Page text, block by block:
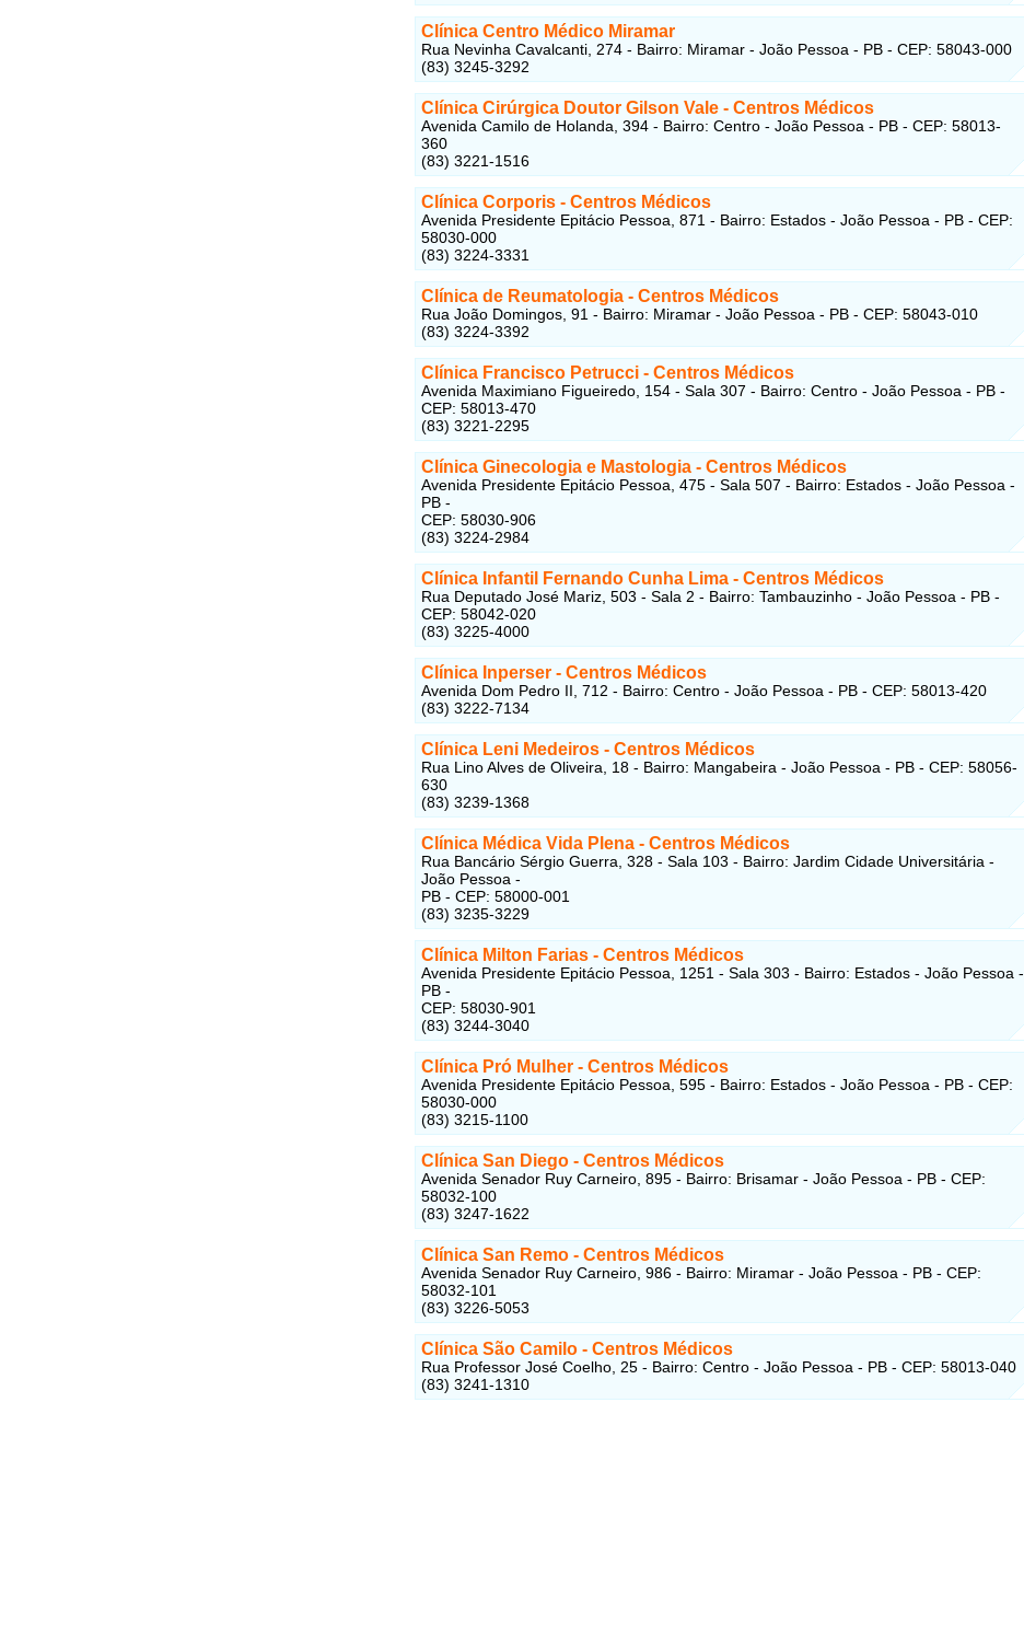
Clínica Centro Médico Miramar
Rua Nevinha Cavalcanti, 274 - Bairro: Miramar - João Pessoa - PB - CEP: 58043-000
(83) 3245-3292
Clínica Cirúrgica Doutor Gilson Vale - Centros Médicos
Avenida Camilo de Holanda, 394 - Bairro: Centro - João Pessoa - PB - CEP: 58013-
360
(83) 3221-1516
Clínica Corporis - Centros Médicos
Avenida Presidente Epitácio Pessoa, 871 - Bairro: Estados - João Pessoa - PB - CEP:
58030-000
(83) 3224-3331
Clínica de Reumatologia - Centros Médicos
Rua João Domingos, 91 - Bairro: Miramar - João Pessoa - PB - CEP: 58043-010
(83) 3224-3392
Clínica Francisco Petrucci - Centros Médicos
Avenida Maximiano Figueiredo, 154 - Sala 307 - Bairro: Centro - João Pessoa - PB -
CEP: 58013-470
(83) 3221-2295
Clínica Ginecologia e Mastologia - Centros Médicos
Avenida Presidente Epitácio Pessoa, 475 - Sala 507 - Bairro: Estados - João Pessoa -
PB -
CEP: 58030-906
(83) 3224-2984
Clínica Infantil Fernando Cunha Lima - Centros Médicos
Rua Deputado José Mariz, 503 - Sala 2 - Bairro: Tambauzinho - João Pessoa - PB -
CEP: 58042-020
(83) 3225-4000
Clínica Inperser - Centros Médicos
Avenida Dom Pedro II, 712 - Bairro: Centro - João Pessoa - PB - CEP: 58013-420
(83) 3222-7134
Clínica Leni Medeiros - Centros Médicos
Rua Lino Alves de Oliveira, 18 - Bairro: Mangabeira - João Pessoa - PB - CEP: 58056-
630
(83) 3239-1368
Clínica Médica Vida Plena - Centros Médicos
Rua Bancário Sérgio Guerra, 328 - Sala 103 - Bairro: Jardim Cidade Universitária -
João Pessoa -
PB - CEP: 58000-001
(83) 3235-3229
Clínica Milton Farias - Centros Médicos
Avenida Presidente Epitácio Pessoa, 1251 - Sala 303 - Bairro: Estados - João Pessoa -
PB -
CEP: 58030-901
(83) 3244-3040
Clínica Pró Mulher - Centros Médicos
Avenida Presidente Epitácio Pessoa, 595 - Bairro: Estados - João Pessoa - PB - CEP:
58030-000
(83) 3215-1100
Clínica San Diego - Centros Médicos
Avenida Senador Ruy Carneiro, 895 - Bairro: Brisamar - João Pessoa - PB - CEP:
58032-100
(83) 3247-1622
Clínica San Remo - Centros Médicos
Avenida Senador Ruy Carneiro, 986 - Bairro: Miramar - João Pessoa - PB - CEP:
58032-101
(83) 3226-5053
Clínica São Camilo - Centros Médicos
Rua Professor José Coelho, 25 - Bairro: Centro - João Pessoa - PB - CEP: 58013-040
(83) 3241-1310